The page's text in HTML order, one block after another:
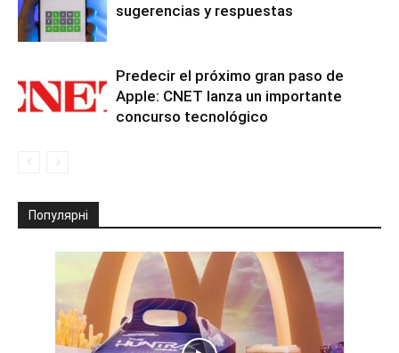
sugerencias y respuestas
Predecir el próximo gran paso de
Apple: CNET lanza un importante
concurso tecnológico
Популярні